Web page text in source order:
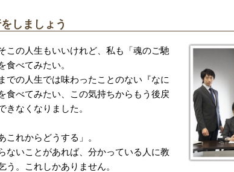
しましょう
この人生もいいけれど、私も「魂のご馳
食べてみたい。
での人生では味わったことのない『なに
食べてみたい、この気持ちからもう後戻
きなくなりました。
これからどうする」。
ないことがあれば、分かっている人に教
う。これしかありません。